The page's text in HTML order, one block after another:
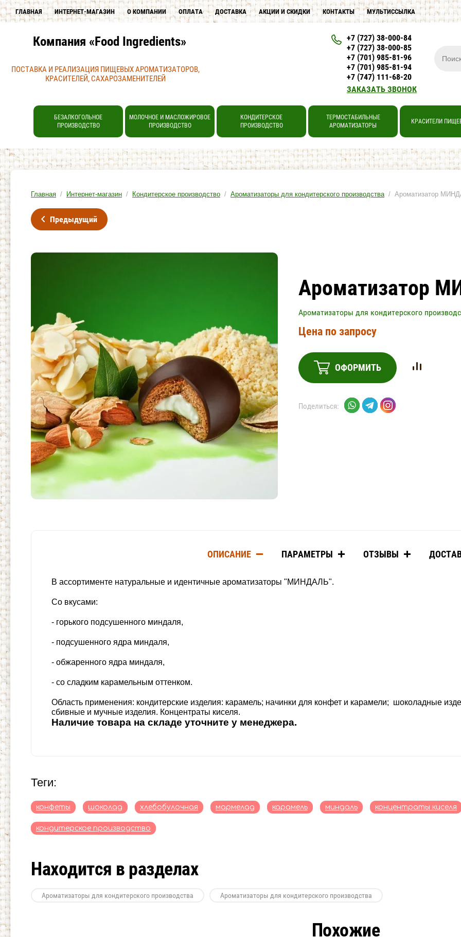
ГЛАВНАЯ ИНТЕРНЕТ-МАГАЗИН О КОМПАНИИ ОПЛАТА ДОСТАВКА АКЦИИ И СКИДКИ КОНТАКТЫ МУЛЬТИССЫЛКА
Компания «Food Ingredients»
ПОСТАВКА И РЕАЛИЗАЦИЯ ПИЩЕВЫХ АРОМАТИЗАТОРОВ,
КРАСИТЕЛЕЙ, САХАРОЗАМЕНИТЕЛЕЙ
+7 (727) 38-000-84
+7 (727) 38-000-85
+7 (701) 985-81-96
+7 (701) 985-81-94
+7 (747) 111-68-20
ЗАКАЗАТЬ ЗВОНОК
БЕЗАЛКОГОЛЬНОЕ
ПРОИЗВОДСТВО
МОЛОЧНОЕ И МАСЛОЖИРОВОЕ
ПРОИЗВОДСТВО
КОНДИТЕРСКОЕ
ПРОИЗВОДСТВО
ТЕРМОСТАБИЛЬНЫЕ
АРОМАТИЗАТОРЫ
КРАСИТЕЛИ
Главная / Интернет-магазин / Кондитерское производство / Ароматизаторы для кондитерского производства / Ароматизатор
Предыдущий
Ароматизатор
Ароматизаторы для кондитерского
Цена по запросу
ОФОРМИТЬ
Поделиться:
ОПИСАНИЕ ПАРАМЕТРЫ ОТЗЫВЫ
В ассортименте натуральные и идентичные ароматизаторы "МИНДАЛЬ".
Со вкусами:
- горького подсушенного миндаля,
- подсушенного ядра миндаля,
- обжаренного ядра миндаля,
- со сладким карамельным оттенком.
Область применения: кондитерские изделия: карамель; начинки для конфет и карамели; шоколадные
сбивные и мучные изделия. Концентраты киселя.
Наличие товара на складе уточните у менеджера.
теги:
конфеты шоколад хлебобулочная мармелад карамель миндаль концентраты киселя
кондитерское производство
Находится в разделах
Ароматизаторы для кондитерского производства Ароматизаторы для кондитерского производства
Похожие